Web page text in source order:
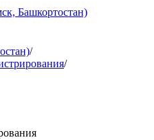
Башкортостан)
/
/